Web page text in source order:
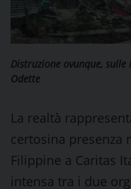
Distruzione ovunque,
Odette
La realtà
certosina presenza
Filippine a Caritas
intensa tra i due